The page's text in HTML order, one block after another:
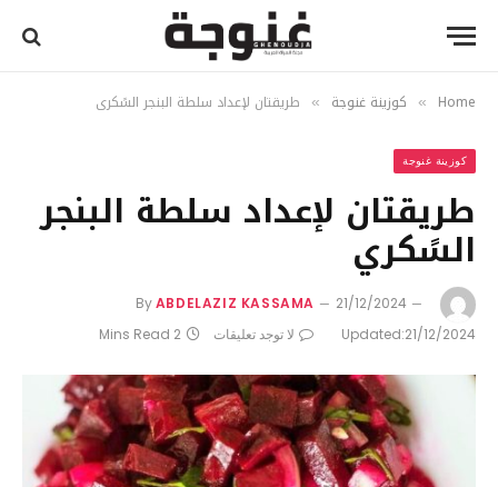
Home
» كوزينة غنوجة » طريقتان لإعداد سلطة البنجر السًكري
كوزينة غنوجة
طريقتان لإعداد سلطة البنجر
السًكري
ByABDELAZIZ KASSAMA
21/12/2024
Updated:21/12/2024 لا توجد تعليقات 2 Mins Read